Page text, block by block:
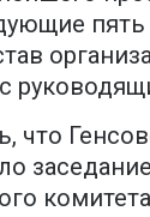
пять
что
заседание
комитета